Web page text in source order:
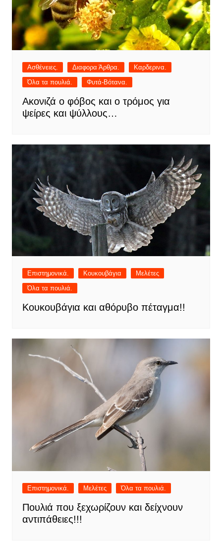
Ασθένειες. Διαφορα Άρθρα.
Καρδερινα.
Όλα τα πουλιά.
Φυτά-Βότανα.
Ακονιζά ο φόβος και ο τρόμος για
ψείρες και ψύλλους…
Επιστημονικά. Κουκουβάγια
Μελέτες
Όλα τα πουλιά.
Κουκουβάγια και αθόρυβο πέταγμα!!
Επιστημονικά. Μελέτες Όλα τα πουλιά.
Πουλιά που ξεχωρίζουν και δείχνουν
αντιπάθειες!!!